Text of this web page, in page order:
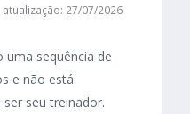
atualização: 27/07/2026
uma sequência de
e não está
seu treinador.